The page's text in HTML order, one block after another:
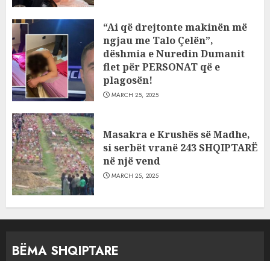
“Ai që drejtonte makinën më
ngjau me Talo Çelën”,
dëshmia e Nuredin Dumanit
flet për PERSONAT që e
plagosën!
MARCH 25, 2025
Masakra e Krushës së Madhe,
si serbët vranë 243 SHQIPTARË
në një vend
MARCH 25, 2025
BËMA SHQIPTARE